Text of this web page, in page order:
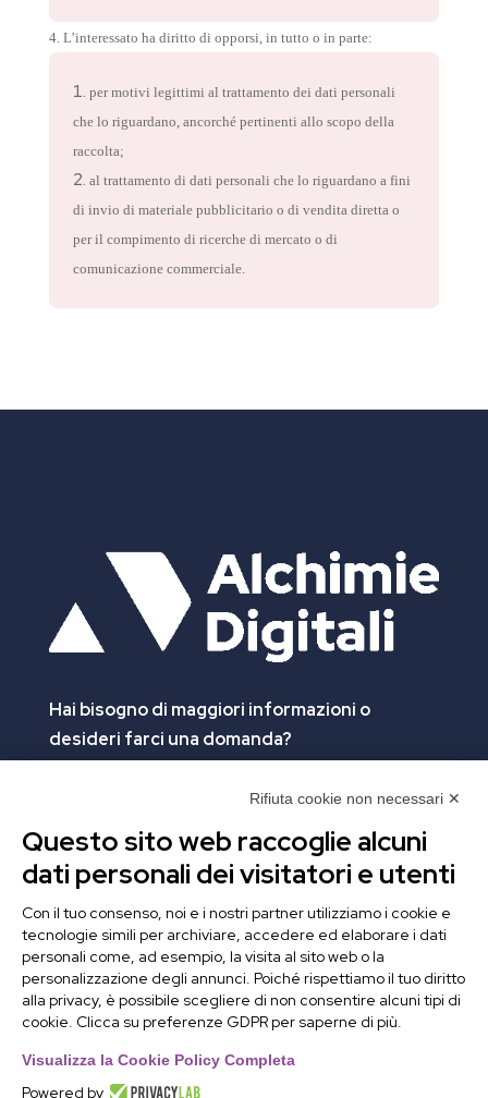
4. L’interessato ha diritto di opporsi, in tutto o in parte:
per motivi legittimi al trattamento dei dati personali
che lo riguardano, ancorché pertinenti allo scopo della
raccolta;
al trattamento di dati personali che lo riguardano a fini
di invio di materiale pubblicitario o di vendita diretta o
per il compimento di ricerche di mercato o di
comunicazione commerciale.
Hai bisogno di maggiori informazioni o
desideri farci una domanda?
Contattaci
Alchimie Digitali Srl
Via Elia Rainusso, 110 – 41124 Modena (MO)
Tel.+39 059 260762– PI IT02963460361
REA Modena 01/02/2005 N. 346879
Capitale sociale 20.000 Euro i.v.
PEC:alchimiedigitali@pec.adigitali.it
Rifiuta cookie non necessari ✕
Questo sito web raccoglie alcuni
dati personali dei visitatori e utenti
Con il tuo consenso, noi e i nostri partner utilizziamo i cookie e
tecnologie simili per archiviare, accedere ed elaborare i dati
personali come, ad esempio, la visita al sito web o la
personalizzazione degli annunci. Poiché rispettiamo il tuo diritto
alla privacy, è possibile scegliere di non consentire alcuni tipi di
cookie. Clicca su preferenze GDPR per saperne di più.
Visualizza la Cookie Policy Completa
Powered by